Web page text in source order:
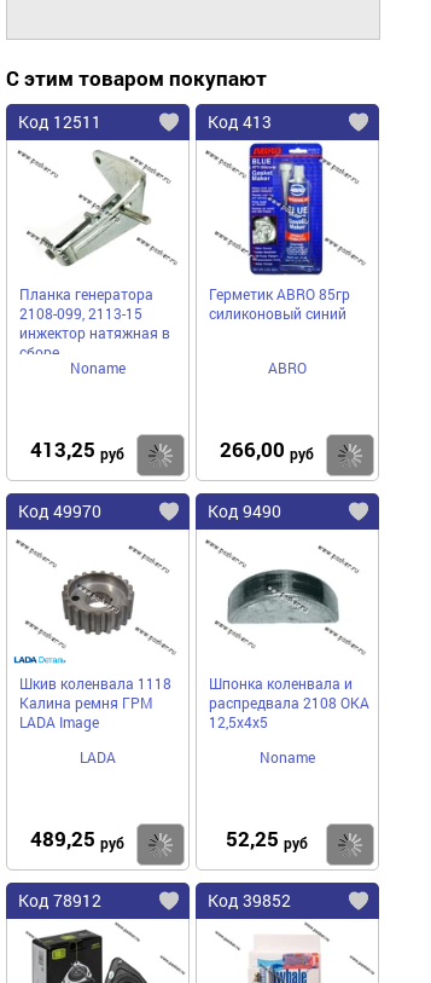
С этим товаром покупают
Код 12511
Планка генератора
2108-099, 2113-15
инжектор натяжная в
сборе
Noname
413,25 руб Купить
Код 413
Герметик ABRO 85гр
силиконовый синий
ABRO
266,00 руб
Код 49970
Шкив коленвала 1118
Калина ремня ГРМ
LADA Image
LADA
489,25 руб Купить
Код 9490
Шпонка коленвала и
распредвала 2108 ОКА
12,5х4х5
Noname
52,25 руб
Код 78912 Код 39852